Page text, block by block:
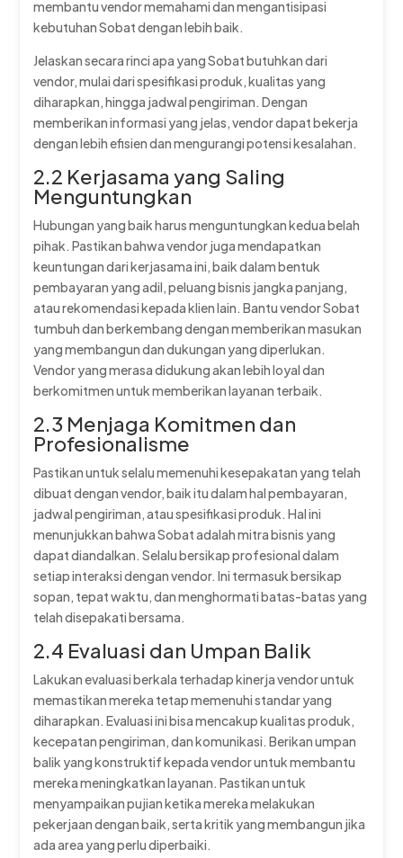
membantu vendor memahami dan mengantisipasi
kebutuhan Sobat dengan lebih baik.
Jelaskan secara rinci apa yang Sobat butuhkan dari
vendor, mulai dari spesifikasi produk, kualitas yang
diharapkan, hingga jadwal pengiriman. Dengan
memberikan informasi yang jelas, vendor dapat bekerja
dengan lebih efisien dan mengurangi potensi kesalahan.
2.2 Kerjasama yang Saling
Menguntungkan
Hubungan yang baik harus menguntungkan kedua belah
pihak. Pastikan bahwa vendor juga mendapatkan
keuntungan dari kerjasama ini, baik dalam bentuk
pembayaran yang adil, peluang bisnis jangka panjang,
atau rekomendasi kepada klien lain. Bantu vendor Sobat
tumbuh dan berkembang dengan memberikan masukan
yang membangun dan dukungan yang diperlukan.
Vendor yang merasa didukung akan lebih loyal dan
berkomitmen untuk memberikan layanan terbaik.
2.3 Menjaga Komitmen dan
Profesionalisme
Pastikan untuk selalu memenuhi kesepakatan yang telah
dibuat dengan vendor, baik itu dalam hal pembayaran,
jadwal pengiriman, atau spesifikasi produk. Hal ini
menunjukkan bahwa Sobat adalah mitra bisnis yang
dapat diandalkan. Selalu bersikap profesional dalam
setiap interaksi dengan vendor. Ini termasuk bersikap
sopan, tepat waktu, dan menghormati batas-batas yang
telah disepakati bersama.
2.4 Evaluasi dan Umpan Balik
Lakukan evaluasi berkala terhadap kinerja vendor untuk
memastikan mereka tetap memenuhi standar yang
diharapkan. Evaluasi ini bisa mencakup kualitas produk,
kecepatan pengiriman, dan komunikasi. Berikan umpan
balik yang konstruktif kepada vendor untuk membantu
mereka meningkatkan layanan. Pastikan untuk
menyampaikan pujian ketika mereka melakukan
pekerjaan dengan baik, serta kritik yang membangun jika
ada area yang perlu diperbaiki.